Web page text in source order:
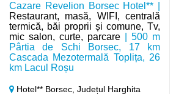
Cazare Revelion Borsec Hotel** |
Restaurant, masă, WIFI, centrală
termică, băi proprii și comune, Tv,
mic salon, curte, parcare | 500 m
Pârtia de Schi Borsec, 17 km
Cascada Mezotermală Toplița, 26
km Lacul Roșu
Hotel** Borsec,Județul Harghita